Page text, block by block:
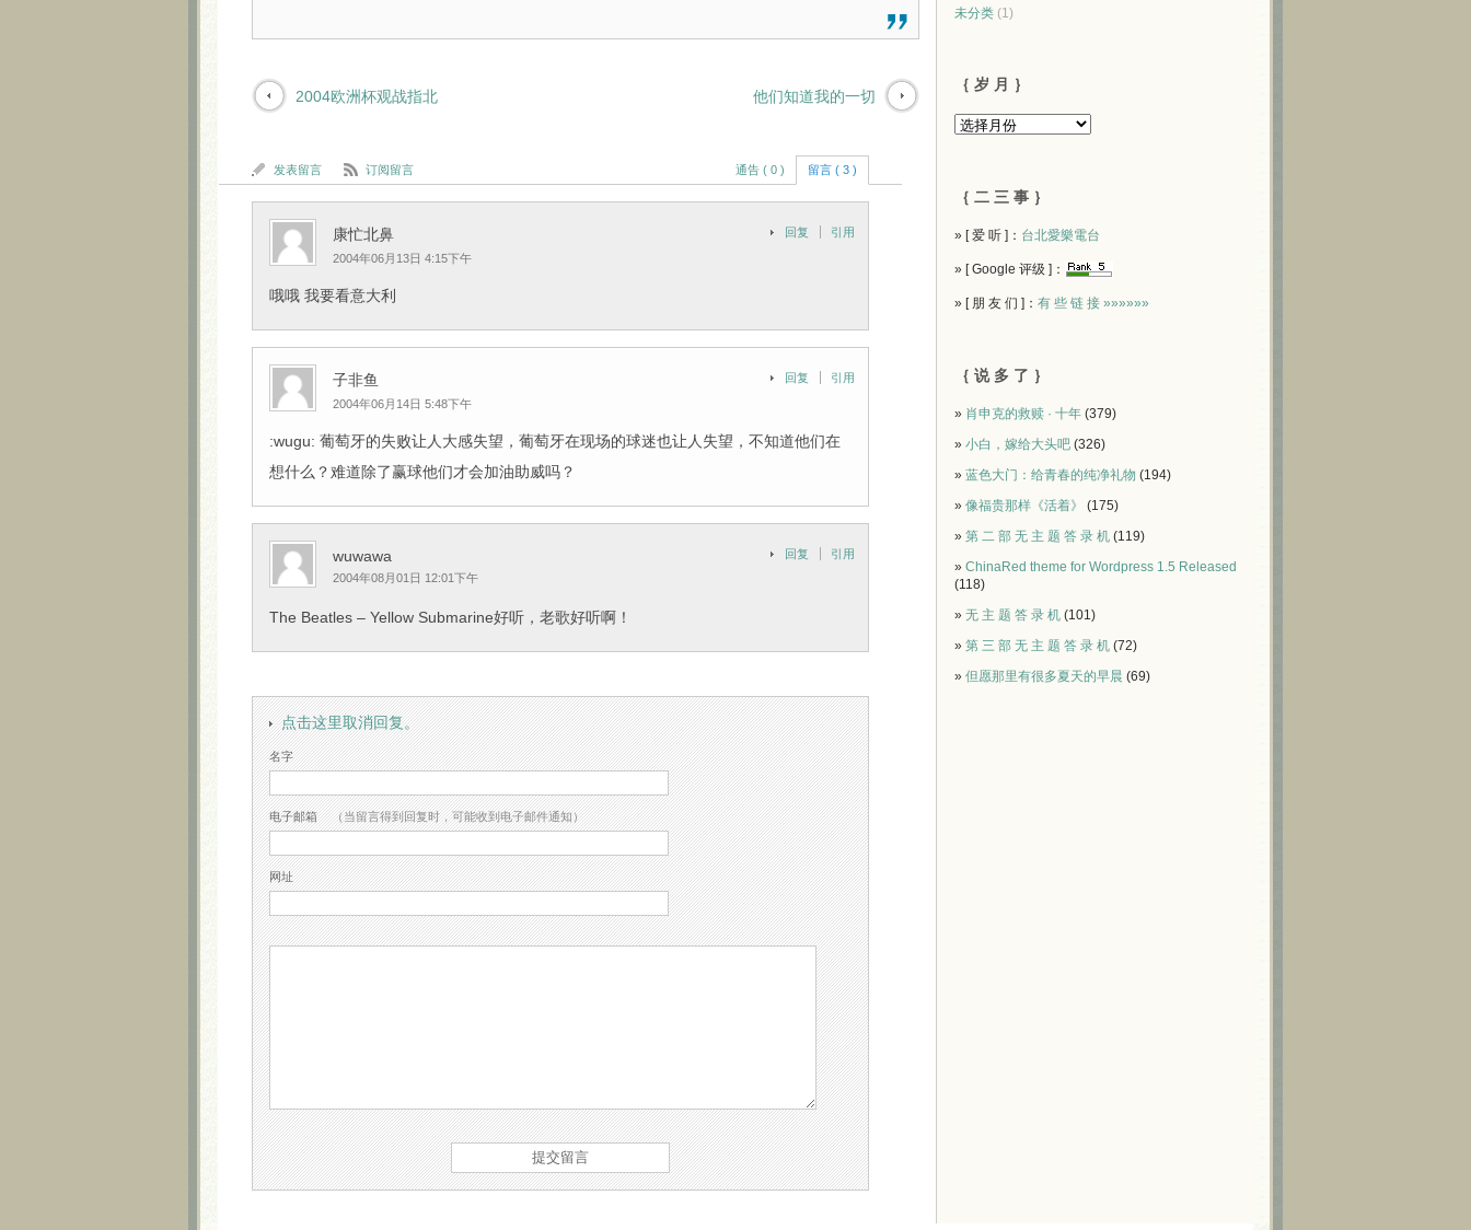
2004欧洲杯观战指北 他们知道我的一切
发表留言 订阅留言 通告 ( 0 ) 留言 ( 3 )
康忙北鼻
2004年06月13日 4:15下午
回复 引用
哦哦 我要看意大利
子非鱼
2004年06月14日 5:48下午
回复 引用
:wugu: 葡萄牙的失败让人大感失望，葡萄牙在现场的球迷也让人失望，不知道他们在
想什么？难道除了赢球他们才会加油助威吗？
wuwawa
2004年08月01日 12:01下午
回复 引用
The Beatles – Yellow Submarine好听，老歌好听啊！
点击这里取消回复。
名字
电子邮箱 （当留言得到回复时，可能收到电子邮件通知）
网址
未分类 (1)
｛ 岁 月 ｝
｛ 二 三 事 ｝
» [ 爱 听 ]： 台北愛樂電台
» [ Google 评级 ]：
» [ 朋 友 们 ]： 有 些 链 接 »»»»»»
｛ 说 多 了 ｝
» 肖申克的救赎 · 十年 (379)
» 小白，嫁给大头吧 (326)
» 蓝色大门：给青春的纯净礼物 (194)
» 像福贵那样《活着》
(175)
» 第 二 部 无 主 题 答 录 机 (119)
» ChinaRed theme for Wordpress 1.5 Released
(118)
» 无 主 题 答 录 机 (101)
» 第 三 部 无 主 题 答 录 机 (72)
» 但愿那里有很多夏天的早晨 (69)